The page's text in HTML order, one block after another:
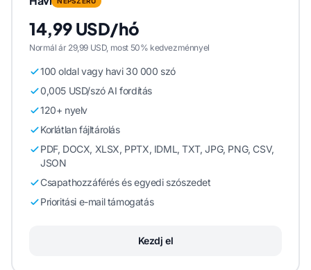
14,99 USD/hó
Normál ár 29,99 USD, most 50% kedvezménnyel
100 oldal vagy havi 30 000 szó
0,005 USD/szó AI fordítás
120+ nyelv
Korlátlan fájltárolás
PDF, DOCX, XLSX, PPTX, IDML, TXT, JPG, PNG, CSV,
JSON
Csapathozzáférés és egyedi szószedet
Prioritási e-mail támogatás
Kezdj el